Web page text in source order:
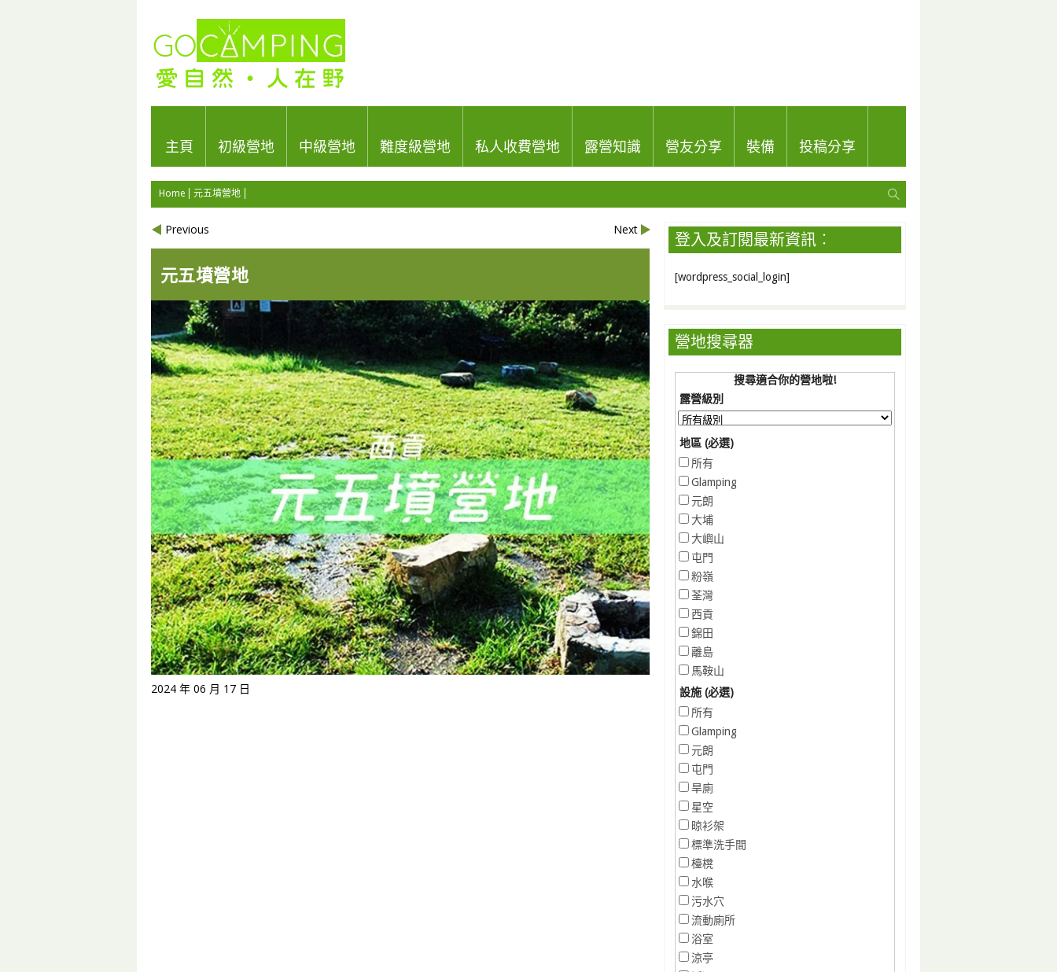
主頁 初級營地 中級營地 難度級營地 私人收費營地 露營知識 營友分享 裝備 投稿分享
Home 元五墳營地
Previous Next
元五墳營地
2024 年 06 月 17 日
登入及訂閱最新資訊︰
[wordpress_social_login]
營地搜尋器
搜尋適合你的營地啦!
露營級別
地區 (必選)
所有
Glamping
元朗
大埔
大嶼山
屯門
粉嶺
荃灣
西貢
錦田
離島
馬鞍山
設施 (必選)
所有
Glamping
元朗
屯門
旱廁
星空
晾衫架
標準洗手間
檯櫈
水喉
污水穴
流動廁所
浴室
涼亭